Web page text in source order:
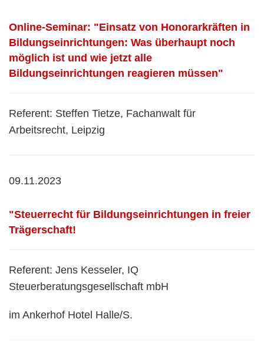
Online-Seminar: "Einsatz von Honorarkräften in
Bildungseinrichtungen: Was überhaupt noch
möglich ist und wie jetzt alle
Bildungseinrichtungen reagieren müssen"
Referent: Steffen Tietze, Fachanwalt für
Arbeitsrecht, Leipzig
09.11.2023
"Steuerrecht für Bildungseinrichtungen in freier
Trägerschaft!
Referent: Jens Kesseler, IQ
Steuerberatungsgesellschaft mbH
im Ankerhof Hotel Halle/S.